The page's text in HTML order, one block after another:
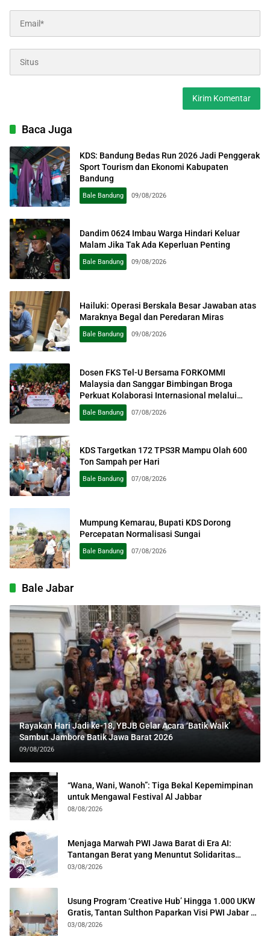
Baca Juga
KDS: Bandung Bedas Run 2026 Jadi Penggerak
Sport Tourism dan Ekonomi Kabupaten
Bandung
Bale Bandung 09/08/2026
Dandim 0624 Imbau Warga Hindari Keluar
Malam Jika Tak Ada Keperluan Penting
Bale Bandung 09/08/2026
Hailuki: Operasi Berskala Besar Jawaban atas
Maraknya Begal dan Peredaran Miras
Bale Bandung 09/08/2026
Dosen FKS Tel-U Bersama FORKOMMI
Malaysia dan Sanggar Bimbingan Broga
Perkuat Kolaborasi Internasional melalui
Pengabdian kepada Masyarakat
Bale Bandung 07/08/2026
KDS Targetkan 172 TPS3R Mampu Olah 600
Ton Sampah per Hari
Bale Bandung 07/08/2026
Mumpung Kemarau, Bupati KDS Dorong
Percepatan Normalisasi Sungai
Bale Bandung 07/08/2026
Bale Jabar
Rayakan Hari Jadi ke-18, YBJB Gelar Acara ‘Batik Walk’
Sambut Jambore Batik Jawa Barat 2026
09/08/2026
“Wana, Wani, Wanoh”: Tiga Bekal Kepemimpinan
untuk Mengawal Festival Al Jabbar
08/08/2026
Menjaga Marwah PWI Jawa Barat di Era AI:
Tantangan Berat yang Menuntut Solidaritas
Lintas Generasi
03/08/2026
Usung Program ‘Creative Hub’ Hingga 1.000 UKW
Gratis, Tantan Sulthon Paparkan Visi PWI Jabar di
Kota Bogor
03/08/2026